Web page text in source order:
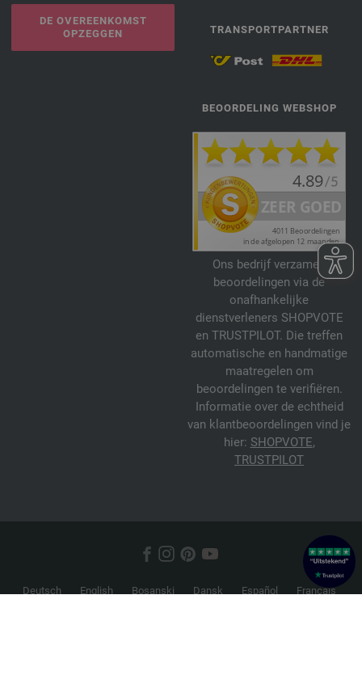
DE OVEREENKOMST
OPZEGGEN
TRANSPORTPARTNER
BEOORDELING WEBSHOP
Ons bedrijf verzamelt
beoordelingen via de
onafhankelijke
dienstverleners SHOPVOTE
en TRUSTPILOT. Die treffen
automatische en handmatige
maatregelen om
beoordelingen te verifiëren.
Informatie over de echtheid
van klantbeoordelingen vind je
hier: SHOPVOTE,
TRUSTPILOT
Deutsch English Bosanski Dansk Español
Français